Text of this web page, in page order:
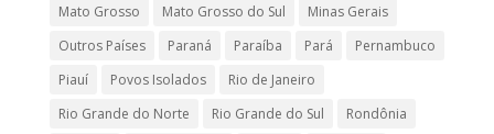
Mato Grosso
Mato Grosso do Sul
Minas Gerais
Outros Países
Paraná Paraíba Pará
Pernambuco
Piauí
Povos Isolados
Rio de Janeiro
Rio Grande do Norte
Rio Grande do Sul
Rondônia